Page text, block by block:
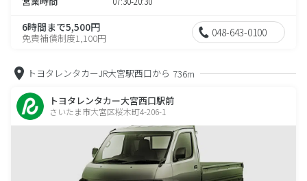
6時間まで5,500円
免責補償制度1,100円 048-643-0100
トヨタレンタカーJR大宮駅西口から 736m
トヨタレンタカー大宮西口駅前
さいたま市大宮区桜木町4-206-1